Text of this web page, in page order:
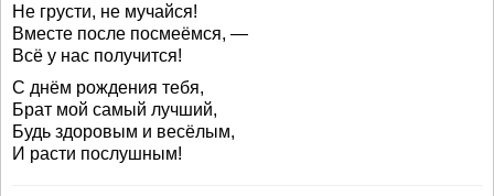
Не грусти, не мучайся!
Вместе после посмеёмся, —
Всё у нас получится!
С днём рождения тебя,
Брат мой самый лучший,
Будь здоровым и весёлым,
И расти послушным!